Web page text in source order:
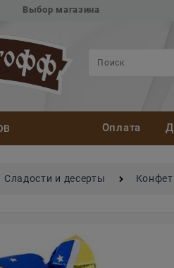
Выбор магазина
Оплата
Сладости и десерты